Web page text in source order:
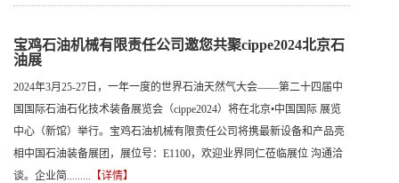
宝鸡石油机械有限责任公司邀您共聚cippe2024北京石
油展
2024年3月25-27日，一年一度的世界石油天然气大会——第二十四届中
国国际石油石化技术装备展览会（cippe2024）将在北京•中国国际 展览
中心（新馆）举行。宝鸡石油机械有限责任公司将携最新设备和产品亮
相中国石油装备展团，展位号：E1100，欢迎业界同仁莅临展位 沟通洽
谈。企业简......... 【详情】